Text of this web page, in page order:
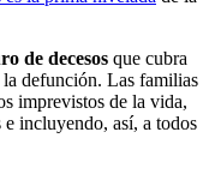
de decesos que cubra
la defunción. Las familias
imprevistos de la vida,
incluyendo, así, a todos